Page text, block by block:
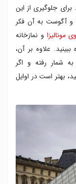
جلوگیری از این
و آگوست به آن فکر
مونالیزا و نمازخانه
علاوه بر آن،
شمار رفته و اگر
بهتر است در اوایل